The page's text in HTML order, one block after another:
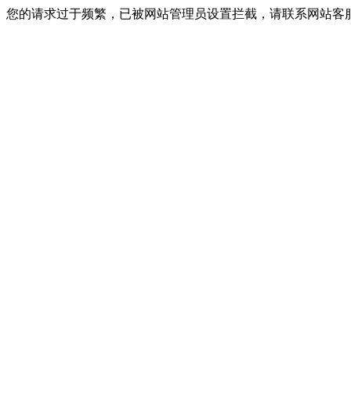
您的请求过于频繁，已被网站管理员设置拦截，请联系网站客